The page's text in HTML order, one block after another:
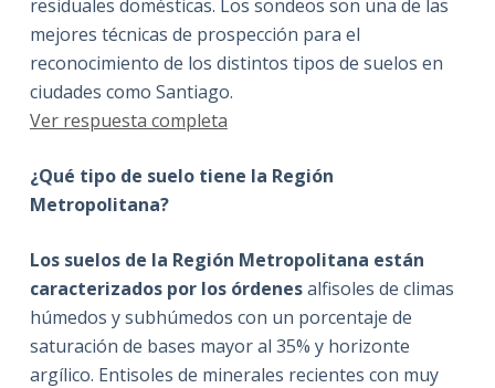
residuales domésticas. Los sondeos son una de las
mejores técnicas de prospección para el
reconocimiento de los distintos tipos de suelos en
ciudades como Santiago.
Ver respuesta completa
¿Qué tipo de suelo tiene la Región
Metropolitana?
Los suelos de la Región Metropolitana están
caracterizados por los órdenesalfisoles de climas
húmedos y subhúmedos con un porcentaje de
saturación de bases mayor al 35% y horizonte
argílico. Entisoles de minerales recientes con muy